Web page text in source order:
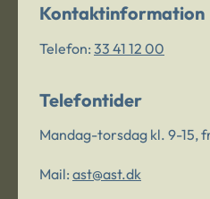
Kontaktinformation
Telefon: 33 41 12 00
Telefontider
Mandag-torsdag kl. 9-15,
Mail: ast@ast.dk